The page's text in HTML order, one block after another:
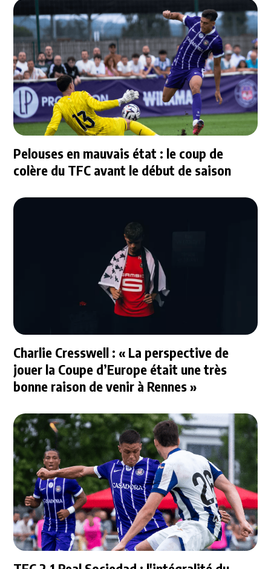
Pelouses en mauvais état : le coup de
colère du TFC avant le début de saison
Charlie Cresswell : « La perspective de
jouer la Coupe d’Europe était une très
bonne raison de venir à Rennes »